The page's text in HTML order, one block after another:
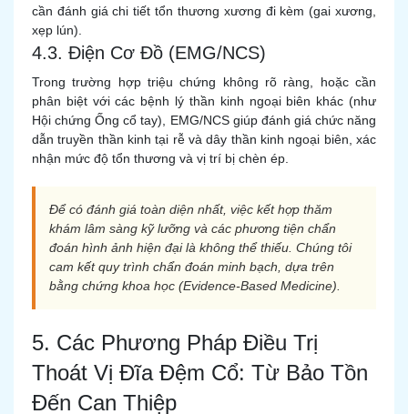
cần đánh giá chi tiết tổn thương xương đi kèm (gai xương,
xẹp lún).
4.3. Điện Cơ Đồ (EMG/NCS)
Trong trường hợp triệu chứng không rõ ràng, hoặc cần
phân biệt với các bệnh lý thần kinh ngoại biên khác (như
Hội chứng Ống cổ tay), EMG/NCS giúp đánh giá chức năng
dẫn truyền thần kinh tại rễ và dây thần kinh ngoại biên, xác
nhận mức độ tổn thương và vị trí bị chèn ép.
Để có đánh giá toàn diện nhất, việc kết hợp thăm
khám lâm sàng kỹ lưỡng và các phương tiện chẩn
đoán hình ảnh hiện đại là không thể thiếu. Chúng tôi
cam kết quy trình chẩn đoán minh bạch, dựa trên
bằng chứng khoa học (Evidence-Based Medicine).
5. Các Phương Pháp Điều Trị
Thoát Vị Đĩa Đệm Cổ: Từ Bảo Tồn
Đến Can Thiệp